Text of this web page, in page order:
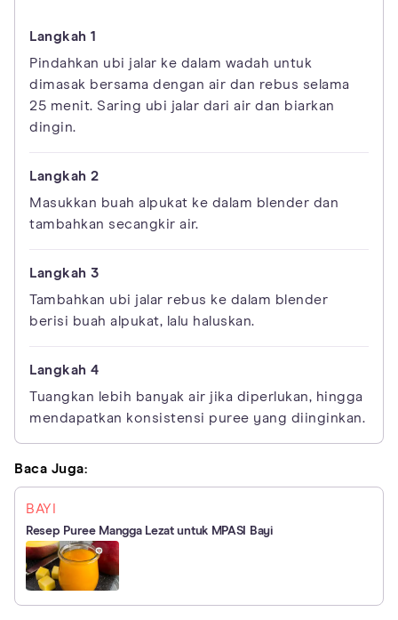
Pindahkan ubi jalar ke dalam wadah untuk
dimasak bersama dengan air dan rebus selama
25 menit. Saring ubi jalar dari air dan biarkan
dingin.
Masukkan buah alpukat ke dalam blender dan
tambahkan secangkir air.
Tambahkan ubi jalar rebus ke dalam blender
berisi buah alpukat, lalu haluskan.
Tuangkan lebih banyak air jika diperlukan, hingga
mendapatkan konsistensi puree yang diinginkan.
Baca Juga:
BAYI
Resep Puree Mangga Lezat untuk MPASI Bayi